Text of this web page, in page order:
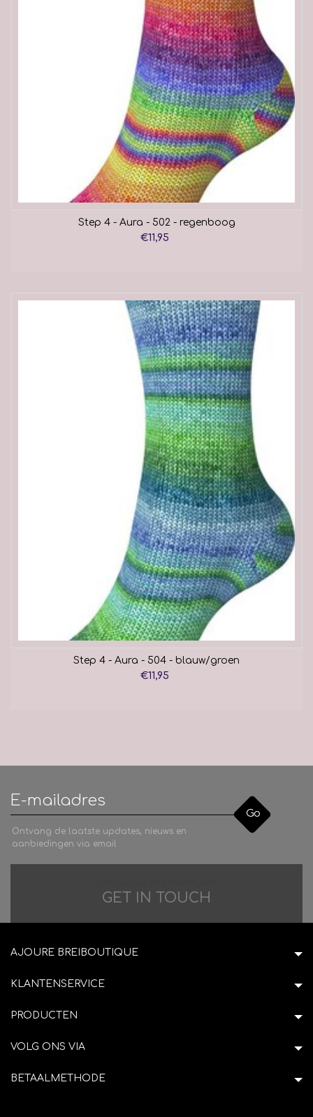
Step 4 - Aura - 502 - regenboog
€11,95
Step 4 - Aura - 504 - blauw/groen
€11,95
Go
Ontvang de laatste updates, nieuws en
aanbiedingen via email
GET IN TOUCH
AJOURE BREIBOUTIQUE
KLANTENSERVICE
PRODUCTEN
VOLG ONS VIA
BETAALMETHODE